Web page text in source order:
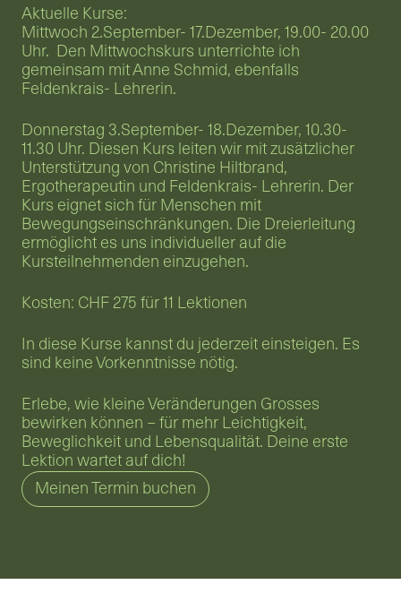
Aktuelle Kurse:
Mittwoch 2.September- 17.Dezember, 19.00- 20.00
Uhr.  Den Mittwochskurs unterrichte ich
gemeinsam mit Anne Schmid, ebenfalls
Feldenkrais- Lehrerin.
Donnerstag 3.September- 18.Dezember, 10.30-
11.30 Uhr. Diesen Kurs leiten wir mit zusätzlicher
Unterstützung von Christine Hiltbrand,
Ergotherapeutin und Feldenkrais- Lehrerin. Der
Kurs eignet sich für Menschen mit
Bewegungseinschränkungen. Die Dreierleitung
ermöglicht es uns individueller auf die
Kursteilnehmenden einzugehen.
Kosten: CHF 275 für 11 Lektionen
In diese Kurse kannst du jederzeit einsteigen. Es
sind keine Vorkenntnisse nötig.
Erlebe, wie kleine Veränderungen Grosses
bewirken können – für mehr Leichtigkeit,
Beweglichkeit und Lebensqualität. Deine erste
Lektion wartet auf dich!
Meinen Termin buchen